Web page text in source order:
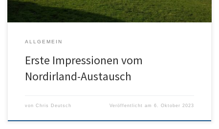
ALLGEMEIN
Erste Impressionen vom
Nordirland-Austausch
von Chris Deutsch Veröffentlicht am6. Oktober 2023